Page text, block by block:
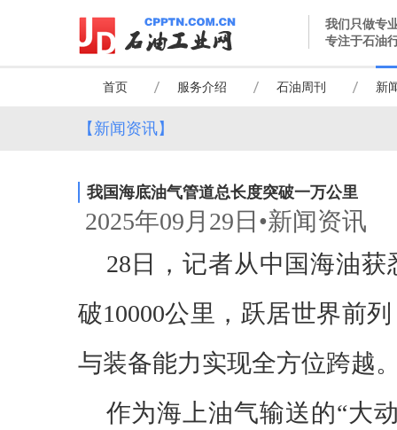
我们只做专
专注于石油
首页 服务介绍 石油周刊 新
【新闻资讯】
我国海底油气管道总长度突破一万公里
2025年09月29日•新闻资讯
28日，记者从中国海油
破10000公里，跃居世界前
与装备能力实现全方位跨越
作为海上油气输送的“大